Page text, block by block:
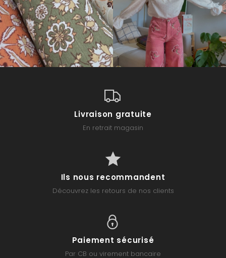
Livraison gratuite
En retrait magasin
Ils nous recommandent
Découvrez les retours de nos clients
Paiement sécurisé
Par CB ou virement bancaire